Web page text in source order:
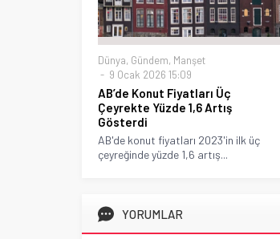
Dünya, Gündem, Manşet
9 Ocak 2026 15:09
AB’de Konut Fiyatları Üç
Çeyrekte Yüzde 1,6 Artış
Gösterdi
AB'de konut fiyatları 2023'in ilk üç
çeyreğinde yüzde 1,6 artış...
YORUMLAR